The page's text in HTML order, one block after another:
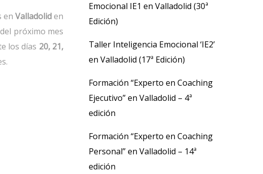
en Valladoliden
próximo mes
los días 20, 21,
Emocional IE1 en Valladolid (30ª
Edición)
Taller Inteligencia Emocional ‘IE2’
en Valladolid (17ª Edición)
Formación “Experto en Coaching
Ejecutivo” en Valladolid – 4ª
edición
Formación “Experto en Coaching
Personal” en Valladolid – 14ª
edición